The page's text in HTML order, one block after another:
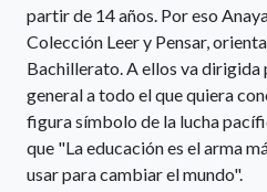
partir de 14 años. Por eso
Colección Leer y Pensar,
Bachillerato. A ellos va dirigida
general a todo el que quiera
figura símbolo de la lucha
que "La educación es el arma
usar para cambiar el mundo".